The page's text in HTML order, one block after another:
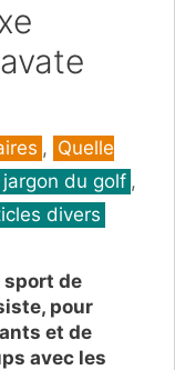
, Quelle
du golf ,
divers
sport de
pour
et de
avec les